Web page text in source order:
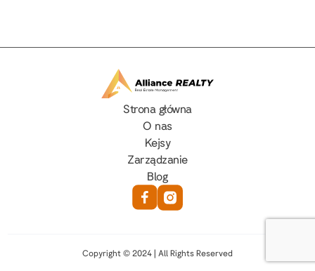
Strona główna
O nas
Kejsy
Zarządzanie
Blog
Copyright © 2024 | All Rights Reserved